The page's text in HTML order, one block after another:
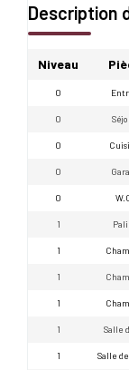
Description
Niveau
0
0
0
0
0
1
1
1
1
1 Salle
1 Salle